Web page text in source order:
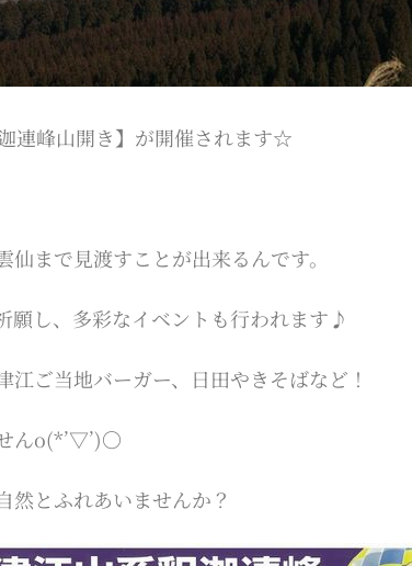
連峰山開き】が開催されます☆
まで見渡すことが出来るんです。
願し、多彩なイベントも行われます♪
ご当地バーガー、日田やきそばなど！
んo(*’▽’)〇
然とふれあいませんか？